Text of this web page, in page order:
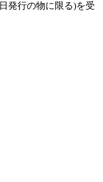
発行の物に限る)を受